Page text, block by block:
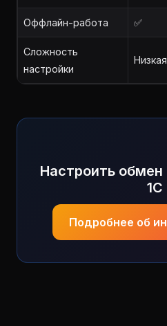
Оффлайн-работа ✅
Сложность
настройки
Низкая
Настроить
1С
Подробнее об